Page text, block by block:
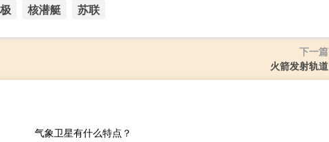
核潜艇 苏联
下一篇
火箭发射轨道
气象卫星有什么特点？